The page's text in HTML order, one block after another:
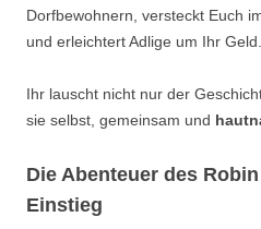
Dorfbewohnern, versteckt Euch
und erleichtert Adlige um Ihr Geld.
Ihr lauscht nicht nur der
sie selbst, gemeinsam und
Die Abenteuer des
Einstieg